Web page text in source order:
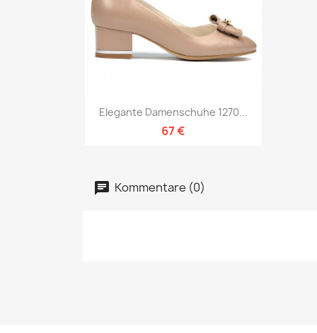
Vorschau
Elegante Damenschuhe 1270...
67 €
Kommentare (0)